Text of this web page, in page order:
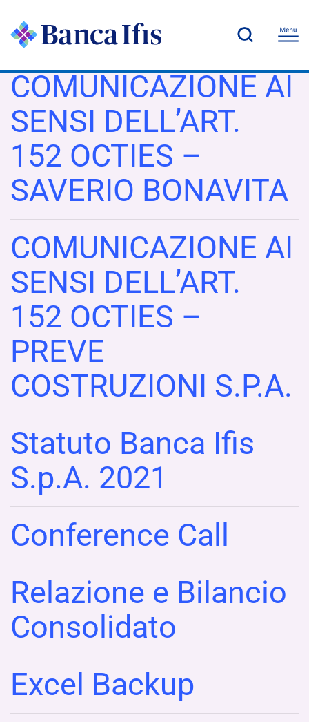
COMUNICAZIONE AI
SENSI DELL’ART.
152 OCTIES –
SAVERIO BONAVITA
COMUNICAZIONE AI
SENSI DELL’ART.
152 OCTIES –
PREVE
COSTRUZIONI S.P.A.
Statuto Banca Ifis
S.p.A. 2021
Conference Call
Relazione e Bilancio
Consolidato
Excel Backup